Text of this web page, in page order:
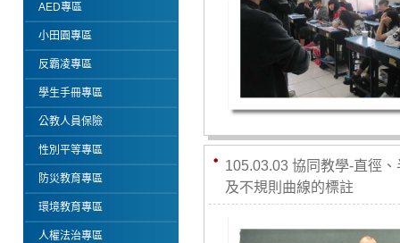
AED專區
小田園專區
反霸凌專區
學生手冊專區
公教人員保險
性別平等專區
防災教育專區
環境教育專區
人權法治專區
105.03.03 協同教學-直徑
及不規則曲線的標註